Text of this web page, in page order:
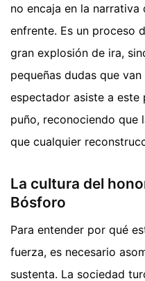
no encaja en la narrativa
enfrente. Es un proceso
gran explosión de ira,
pequeñas dudas que
espectador asiste a
puño, reconociendo que
que cualquier
La cultura del
Bósforo
Para entender por qué
fuerza, es necesario
sustenta. La sociedad